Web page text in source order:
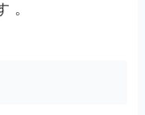
。